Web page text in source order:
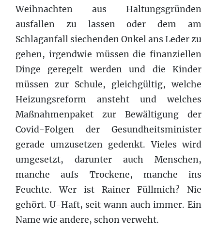
Weihnachten aus Haltungsgründen
ausfallen zu lassen oder dem am
Schlaganfall siechenden Onkel ans Leder zu
gehen, irgendwie müssen die finanziellen
Dinge geregelt werden und die Kinder
müssen zur Schule, gleichgültig, welche
Heizungsreform ansteht und welches
Maßnahmenpaket zur Bewältigung der
Covid-Folgen der Gesundheitsminister
gerade umzusetzen gedenkt. Vieles wird
umgesetzt, darunter auch Menschen,
manche aufs Trockene, manche ins
Feuchte. Wer ist Rainer Füllmich? Nie
gehört. U-Haft, seit wann auch immer. Ein
Name wie andere, schon verweht.